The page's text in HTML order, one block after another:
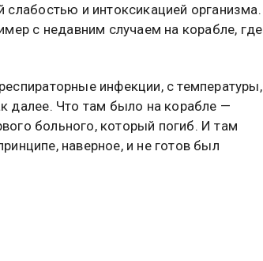
и интоксикацией организма.
с недавним случаем на корабле, где
инфекции, с температуры,
далее. Что там было на корабле —
больного, который погиб. И там
наверное, и не готов был